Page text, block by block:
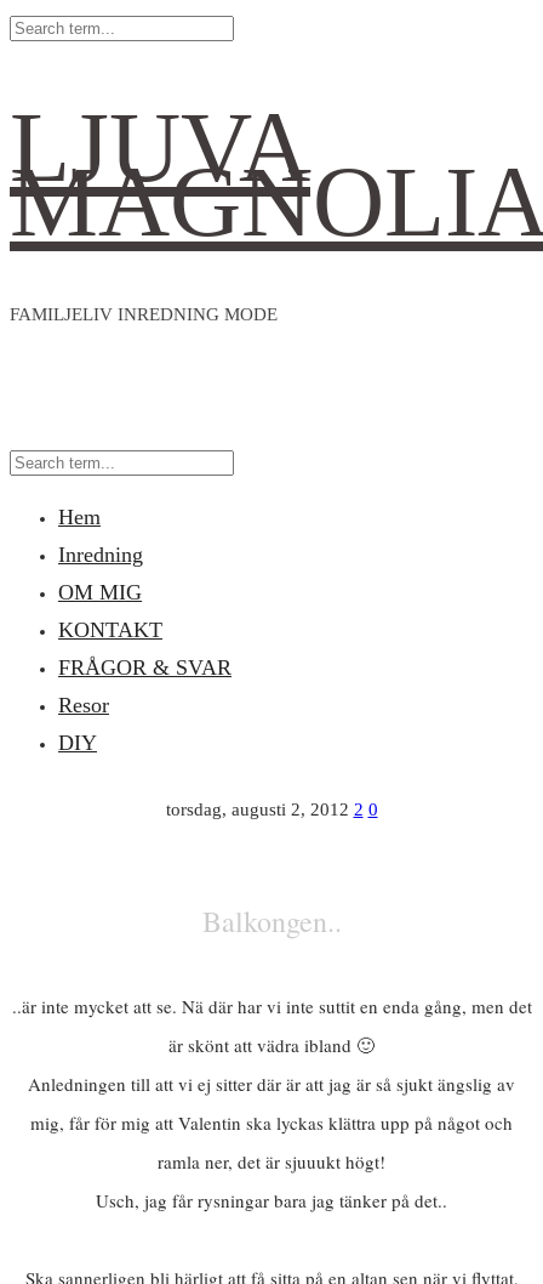
LJUVA
FAMILJELIV INREDNING MODE
Hem
Inredning
OM MIG
KONTAKT
FRÅGOR & SVAR
Resor
DIY
torsdag, augusti 2, 2012 2 0
Balkongen..
..är inte mycket att se. Nä där har vi inte suttit en enda gång, men det
är skönt att vädra ibland 🙂
Anledningen till att vi ej sitter där är att jag är så sjukt ängslig av
mig, får för mig att Valentin ska lyckas klättra upp på något och
ramla ner, det är sjuuukt högt!
Usch, jag får rysningar bara jag tänker på det..
Ska sannerligen bli härligt att få sitta på en altan sen när vi flyttat,